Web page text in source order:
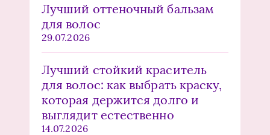
Лучший оттеночный бальзам
для волос
29.07.2026
Лучший стойкий краситель
для волос: как выбрать краску,
которая держится долго и
выглядит естественно
14.07.2026